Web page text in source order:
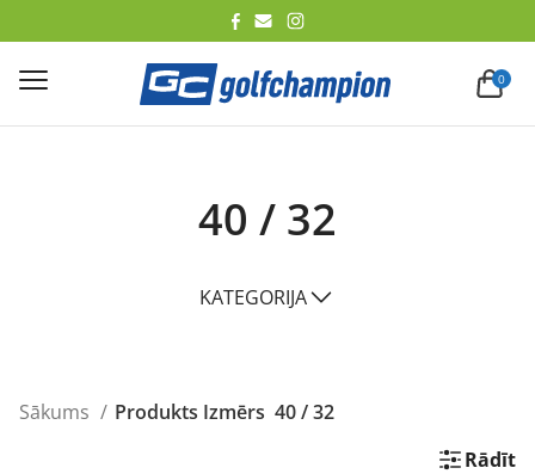
0
40 / 32
KATEGORIJA
Sākums Produkts Izmērs 40 / 32
Rādīt